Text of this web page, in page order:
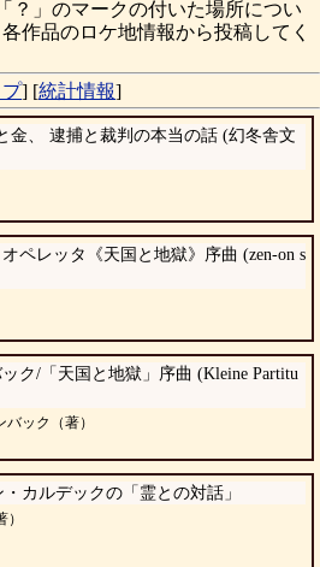
」のマークの付いた場所につい
作品のロケ地情報から投稿してく
] [統計情報]
、 逮捕と裁判の本当の話 (幻冬舎文
ペレッタ《天国と地獄》序曲 (zen-on s
ク/「天国と地獄」序曲 (Kleine Partitu
ック（著）
カルデックの「霊との対話」